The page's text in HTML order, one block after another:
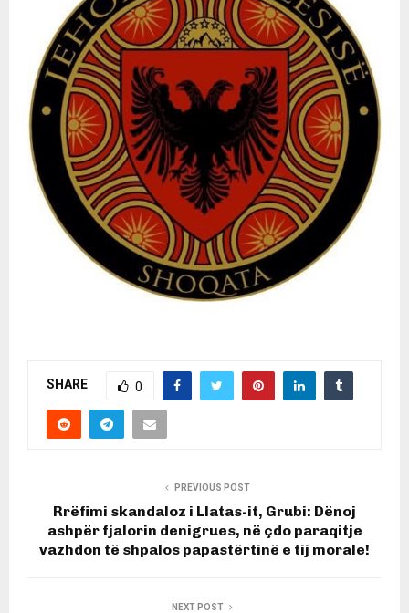
SHARE 0
PREVIOUS POST
Rrëfimi skandaloz i Llatas-it, Grubi: Dënoj
ashpër fjalorin denigrues, në çdo paraqitje
vazhdon të shpalos papastërtinë e tij morale!
NEXT POST